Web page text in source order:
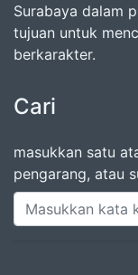
Surabaya dalam
tujuan untuk
berkarakter.
Cari
masukkan satu
pengarang, atau